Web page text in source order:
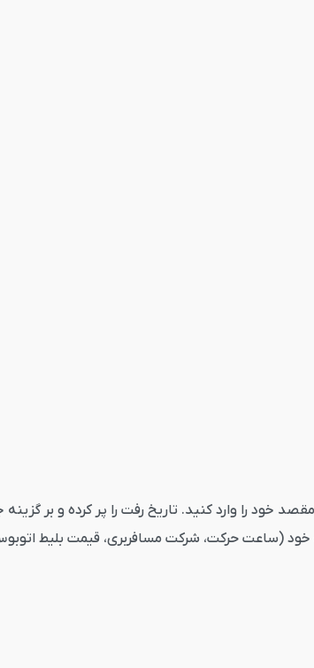
در سایت بروید، شهر مبدا و مقصد خود را وارد کنید. تاریخ رفت را
(ساعت حرکت، شرکت مسافربری، قیمت بلیط